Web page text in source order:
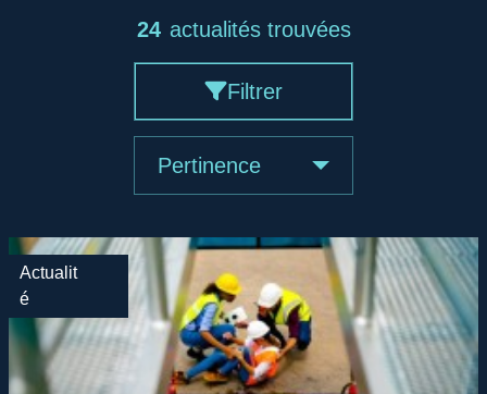
Filtrer
24 actualités trouvées
Pertinence
Actualit
é